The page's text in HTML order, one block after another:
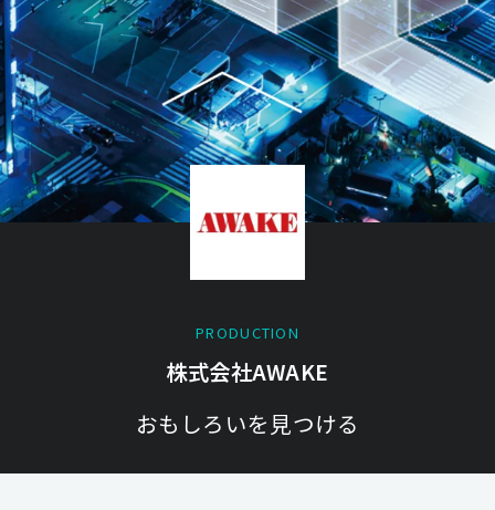
PRODUCTION
株式会社AWAKE
おもしろいを見つける